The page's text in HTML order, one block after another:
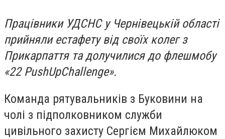
Працівники УДСНС у Чернівецькій області
прийняли естафету від своїх колег з
Прикарпаття та долучилися до флешмобу
«22 PushUpChallenge».
Команда рятувальників з Буковини на
чолі з підполковником служби
цивільного захисту Сергієм Михайлюком